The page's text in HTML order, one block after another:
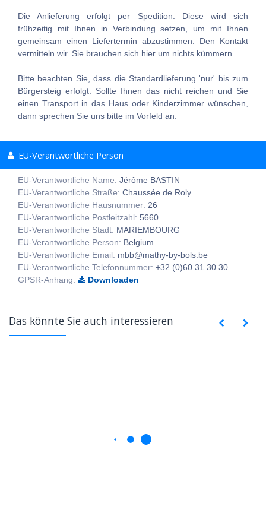
Die Anlieferung erfolgt per Spedition. Diese wird sich
frühzeitig mit Ihnen in Verbindung setzen, um mit Ihnen
gemeinsam einen Liefertermin abzustimmen. Den Kontakt
vermitteln wir. Sie brauchen sich hier um nichts kümmern.
Bitte beachten Sie, dass die Standardlieferung 'nur' bis zum
Bürgersteig erfolgt. Sollte Ihnen das nicht reichen und Sie
einen Transport in das Haus oder Kinderzimmer wünschen,
dann sprechen Sie uns bitte im Vorfeld an.
EU-Verantwortliche Person
EU-Verantwortliche Name: Jérôme BASTIN
EU-Verantwortliche Straße: Chaussée de Roly
EU-Verantwortliche Hausnummer: 26
EU-Verantwortliche Postleitzahl: 5660
EU-Verantwortliche Stadt: MARIEMBOURG
EU-Verantwortliche Person: Belgium
EU-Verantwortliche Email: mbb@mathy-by-bols.be
EU-Verantwortliche Telefonnummer: +32 (0)60 31.30.30
GPSR-Anhang:
Downloaden
Das könnte Sie auch interessieren